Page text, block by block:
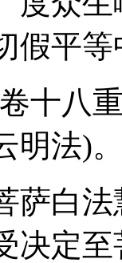
假平等
八重
明法)
白法
决定